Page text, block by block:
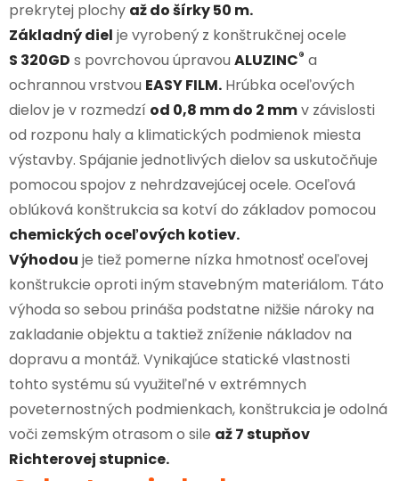
prekrytej plochy až do šírky 50 m.
Základný diel je vyrobený z konštrukčnej ocele
S 320GD s povrchovou úpravou ALUZINC® a
ochrannou vrstvou EASY FILM. Hrúbka oceľových
dielov je v rozmedzí od 0,8 mm do 2 mmv závislosti
od rozponu haly a klimatických podmienok miesta
výstavby. Spájanie jednotlivých dielov sa uskutočňuje
pomocou spojov z nehrdzavejúcej ocele. Oceľová
oblúková konštrukcia sa kotví do základov pomocou
chemických oceľových kotiev.
Výhodou je tiež pomerne nízka hmotnosť oceľovej
konštrukcie oproti iným stavebným materiálom. Táto
výhoda so sebou prináša podstatne nižšie nároky na
zakladanie objektu a taktiež zníženie nákladov na
dopravu a montáž. Vynikajúce statické vlastnosti
tohto systému sú využiteľné v extrémnych
poveternostných podmienkach, konštrukcia je odolná
voči zemským otrasom o sile až 7 stupňov
Richterovej stupnice.